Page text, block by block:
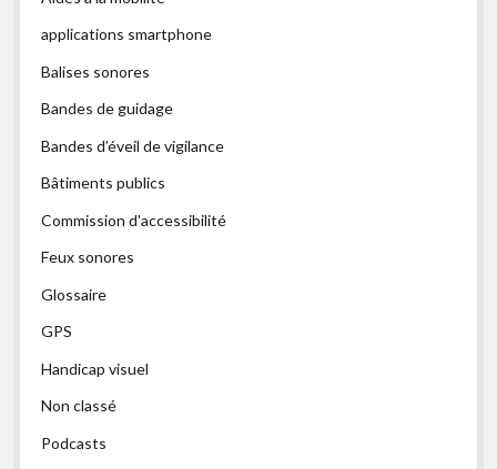
applications smartphone
Balises sonores
Bandes de guidage
Bandes d’éveil de vigilance
Bâtiments publics
Commission d'accessibilité
Feux sonores
Glossaire
GPS
Handicap visuel
Non classé
Podcasts